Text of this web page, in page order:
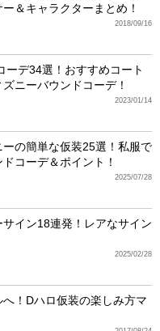
＆キャラクターまとめ！
2018/09/16
ーデ34選！おすすめコート
ニーバウンドコーデ！
2023/01/14
ーの簡単な仮装25選！私服で
コーデ＆ポイント！
2025/07/28
イン18連発！レアなサイン
2025/02/28
！Dハロ仮装の楽しみ方マ